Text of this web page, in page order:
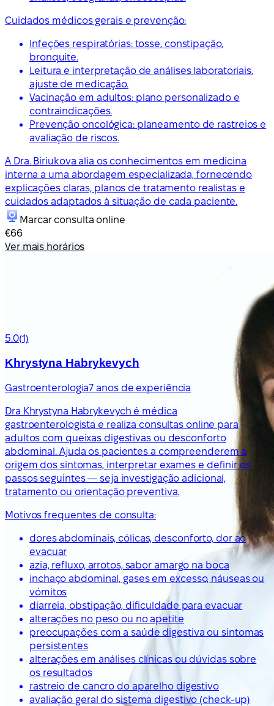
Cuidados médicos gerais e prevenção:
Infeções respiratórias: tosse, constipação,
bronquite.
Leitura e interpretação de análises laboratoriais,
ajuste de medicação.
Vacinação em adultos: plano personalizado e
contraindicações.
Prevenção oncológica: planeamento de rastreios e
avaliação de riscos.
A Dra. Biriukova alia os conhecimentos em medicina
interna a uma abordagem especializada, fornecendo
explicações claras, planos de tratamento realistas e
cuidados adaptados à situação de cada paciente.
Marcar consulta online
€66
Ver mais horários
5.0(1)
Khrystyna Habrykevych
Gastroenterologia7 anos de experiência
Dra Khrystyna Habrykevych é médica
gastroenterologista e realiza consultas online para
adultos com queixas digestivas ou desconforto
abdominal. Ajuda os pacientes a compreenderem a
origem dos sintomas, interpretar exames e definir os
passos seguintes — seja investigação adicional,
tratamento ou orientação preventiva.
Motivos frequentes de consulta:
dores abdominais, cólicas, desconforto, dor ao
evacuar
azia, refluxo, arrotos, sabor amargo na boca
inchaço abdominal, gases em excesso, náuseas ou
vómitos
diarreia, obstipação, dificuldade para evacuar
alterações no peso ou no apetite
preocupações com a saúde digestiva ou sintomas
persistentes
alterações em análises clínicas ou dúvidas sobre
os resultados
rastreio de cancro do aparelho digestivo
avaliação geral do sistema digestivo (check-up)